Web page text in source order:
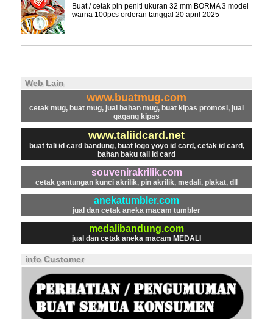
Buat / cetak pin peniti ukuran 32 mm BORMA 3 model
warna 100pcs orderan tanggal 20 april 2025
Web Lain
www.buatmug.com
cetak mug, buat mug, jual bahan mug, buat kipas promosi, jual
gagang kipas
www.taliidcard.net
buat tali id card bandung, buat logo yoyo id card, cetak id card,
bahan baku tali id card
souvenirakrilik.com
cetak gantungan kunci akrilik, pin akrilik, medali, plakat, dll
anekatumbler.com
jual dan cetak aneka macam tumbler
medalibandung.com
jual dan cetak aneka macam MEDALI
info Customer